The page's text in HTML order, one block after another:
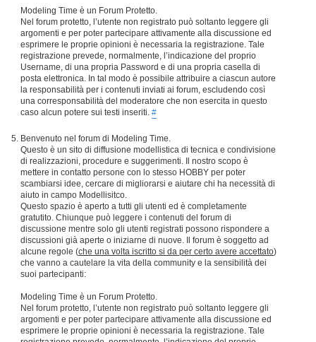
Modeling Time è un Forum Protetto.
Nel forum protetto, l’utente non registrato può soltanto leggere gli
argomenti e per poter partecipare attivamente alla discussione ed
esprimere le proprie opinioni è necessaria la registrazione. Tale
registrazione prevede, normalmente, l’indicazione del proprio
Username, di una propria Password e di una propria casella di
posta elettronica. In tal modo è possibile attribuire a ciascun autore
la responsabilità per i contenuti inviati ai forum, escludendo così
una corresponsabilità del moderatore che non esercita in questo
caso alcun potere sui testi inseriti. #
Benvenuto nel forum di Modeling Time.
Questo è un sito di diffusione modellistica di tecnica e condivisione
di realizzazioni, procedure e suggerimenti. Il nostro scopo è
mettere in contatto persone con lo stesso HOBBY per poter
scambiarsi idee, cercare di migliorarsi e aiutare chi ha necessità di
aiuto in campo Modellisitco.
Questo spazio è aperto a tutti gli utenti ed è completamente
gratutito. Chiunque può leggere i contenuti del forum di
discussione mentre solo gli utenti registrati possono rispondere a
discussioni già aperte o iniziarne di nuove. Il forum è soggetto ad
alcune regole (che una volta iscritto si da per certo avere accettato)
che vanno a cautelare la vita della community e la sensibilità dei
suoi partecipanti:
Modeling Time è un Forum Protetto.
Nel forum protetto, l’utente non registrato può soltanto leggere gli
argomenti e per poter partecipare attivamente alla discussione ed
esprimere le proprie opinioni è necessaria la registrazione. Tale